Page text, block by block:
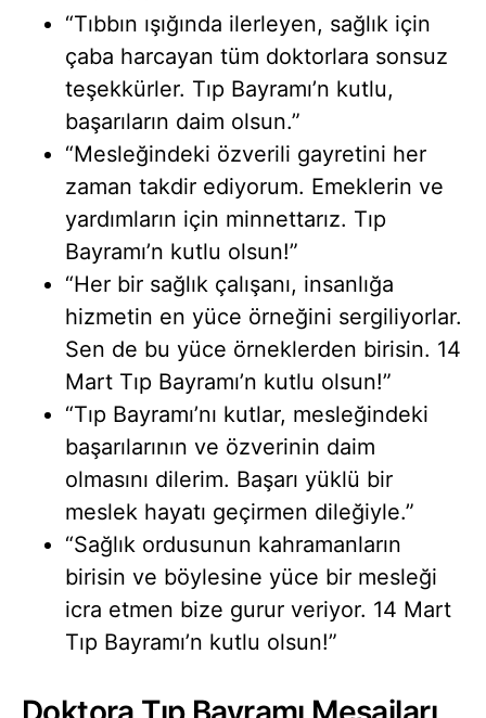
“Tıbbın ışığında ilerleyen, sağlık için
çaba harcayan tüm doktorlara sonsuz
teşekkürler. Tıp Bayramı’n kutlu,
başarıların daim olsun.”
“Mesleğindeki özverili gayretini her
zaman takdir ediyorum. Emeklerin ve
yardımların için minnettarız. Tıp
Bayramı’n kutlu olsun!”
“Her bir sağlık çalışanı, insanlığa
hizmetin en yüce örneğini sergiliyorlar.
Sen de bu yüce örneklerden birisin. 14
Mart Tıp Bayramı’n kutlu olsun!”
“Tıp Bayramı’nı kutlar, mesleğindeki
başarılarının ve özverinin daim
olmasını dilerim. Başarı yüklü bir
meslek hayatı geçirmen dileğiyle.”
“Sağlık ordusunun kahramanların
birisin ve böylesine yüce bir mesleği
icra etmen bize gurur veriyor. 14 Mart
Tıp Bayramı’n kutlu olsun!”